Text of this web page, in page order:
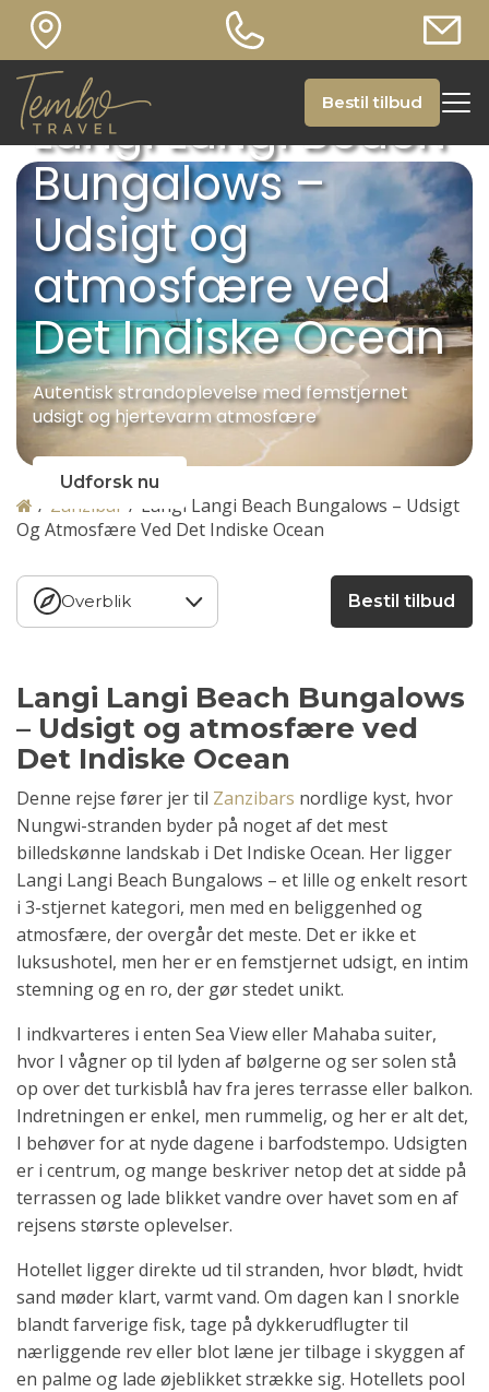
Bestil tilbud
Langi Langi Beach
Bungalows –
Udsigt og
atmosfære ved
Det Indiske Ocean
Autentisk strandoplevelse med femstjernet
udsigt og hjertevarm atmosfære
Udforsk nu
/ Zanzibar / Langi Langi Beach Bungalows – Udsigt
Og Atmosfære Ved Det Indiske Ocean
Overblik Bestil tilbud
Langi Langi Beach Bungalows
– Udsigt og atmosfære ved
Det Indiske Ocean
Denne rejse fører jer til Zanzibars nordlige kyst, hvor
Nungwi-stranden byder på noget af det mest
billedskønne landskab i Det Indiske Ocean. Her ligger
Langi Langi Beach Bungalows – et lille og enkelt resort
i 3-stjernet kategori, men med en beliggenhed og
atmosfære, der overgår det meste. Det er ikke et
luksushotel, men her er en femstjernet udsigt, en intim
stemning og en ro, der gør stedet unikt.
I indkvarteres i enten Sea View eller Mahaba suiter,
hvor I vågner op til lyden af bølgerne og ser solen stå
op over det turkisblå hav fra jeres terrasse eller balkon.
Indretningen er enkel, men rummelig, og her er alt det,
I behøver for at nyde dagene i barfodstempo. Udsigten
er i centrum, og mange beskriver netop det at sidde på
terrassen og lade blikket vandre over havet som en af
rejsens største oplevelser.
Hotellet ligger direkte ud til stranden, hvor blødt, hvidt
sand møder klart, varmt vand. Om dagen kan I snorkle
blandt farverige fisk, tage på dykkerudflugter til
nærliggende rev eller blot læne jer tilbage i skyggen af
en palme og lade øjeblikket strække sig. Hotellets pool